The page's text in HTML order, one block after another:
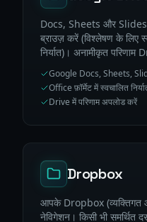
Docs, Sheets और
ब्राउज़ करें (विश्लेषण के लिए
निर्यात)। अनामीकृत
Google Docs, Sheets,
Office फ़ॉर्मेट में स्वचालित
Drive में परिणाम अपलोड करें
Dropbox
आपके Dropbox (व्यक्तिगत
नेविगेशन। किसी भी समर्थित